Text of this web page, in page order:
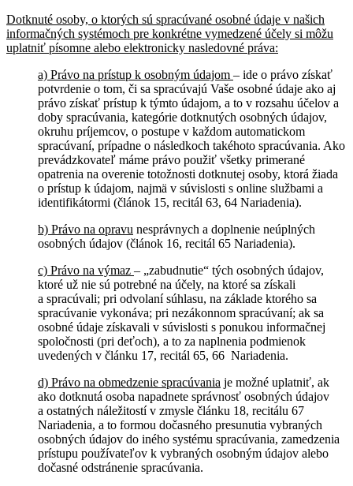
Dotknuté osoby, o ktorých sú spracúvané osobné údaje v našich
informačných systémoch pre konkrétne vymedzené účely si môžu
uplatniť písomne alebo elektronicky nasledovné práva:
a) Právo na prístup k osobným údajom – ide o právo získať
potvrdenie o tom, či sa spracúvajú Vaše osobné údaje ako aj
právo získať prístup k týmto údajom, a to v rozsahu účelov a
doby spracúvania, kategórie dotknutých osobných údajov,
okruhu príjemcov, o postupe v každom automatickom
spracúvaní, prípadne o následkoch takéhoto spracúvania. Ako
prevádzkovateľ máme právo použiť všetky primerané
opatrenia na overenie totožnosti dotknutej osoby, ktorá žiada
o prístup k údajom, najmä v súvislosti s online službami a
identifikátormi (článok 15, recitál 63, 64 Nariadenia).
b) Právo na opravu nesprávnych a doplnenie neúplných
osobných údajov (článok 16, recitál 65 Nariadenia).
c) Právo na výmaz – „zabudnutie“ tých osobných údajov,
ktoré už nie sú potrebné na účely, na ktoré sa získali
a spracúvali; pri odvolaní súhlasu, na základe ktorého sa
spracúvanie vykonáva; pri nezákonnom spracúvaní; ak sa
osobné údaje získavali v súvislosti s ponukou informačnej
spoločnosti (pri deťoch), a to za naplnenia podmienok
uvedených v článku 17, recitál 65, 66 Nariadenia.
d) Právo na obmedzenie spracúvania je možné uplatniť, ak
ako dotknutá osoba napadnete správnosť osobných údajov
a ostatných náležitostí v zmysle článku 18, recitálu 67
Nariadenia, a to formou dočasného presunutia vybraných
osobných údajov do iného systému spracúvania, zamedzenia
prístupu používateľov k vybraných osobným údajov alebo
dočasné odstránenie spracúvania.